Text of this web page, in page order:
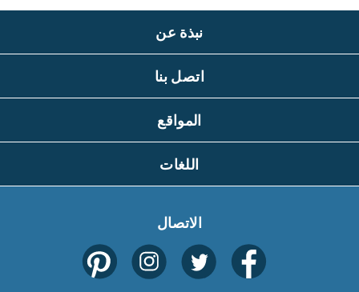
نبذة عن
اتصل بنا
المواقع
اللغات
الاتصال